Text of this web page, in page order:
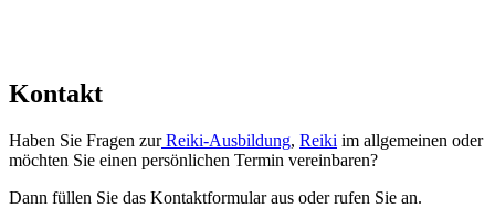
Kontakt
Haben Sie Fragen zurReiki-Ausbildung, Reiki im allgemeinen oder
möchten Sie einen persönlichen Termin vereinbaren?
Dann füllen Sie das Kontaktformular aus oder rufen Sie an.